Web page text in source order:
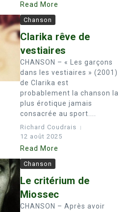
Read More
Chanson
Clarika rêve de
vestiaires
CHANSON – « Les garçons
dans les vestiaires » (2001)
de Clarika est
probablement la chanson la
plus érotique jamais
consacrée au sport....
Richard Coudrais
12 août 2025
Read More
Chanson
Le critérium de
Miossec
CHANSON – Après avoir